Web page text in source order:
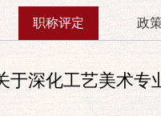
职称评定 政
于深化工艺美术